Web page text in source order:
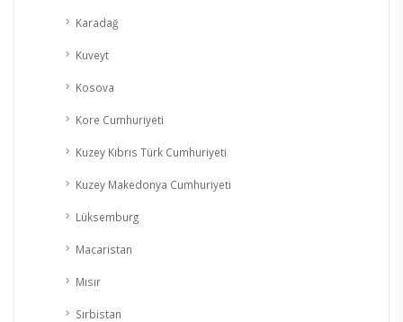
Karadağ
Kuveyt
Kosova
Kore Cumhuriyeti
Kuzey Kıbrıs Türk Cumhuriyeti
Kuzey Makedonya Cumhuriyeti
Lüksemburg
Macaristan
Mısır
Sırbistan